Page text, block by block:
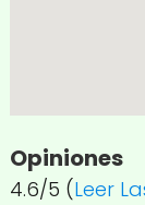
Opiniones
4.6/5 (Leer